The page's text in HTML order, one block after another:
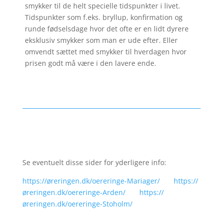
smykker til de helt specielle tidspunkter i livet.
Tidspunkter som f.eks. bryllup, konfirmation og
runde fødselsdage hvor det ofte er en lidt dyrere
eksklusiv smykker som man er ude efter. Eller
omvendt sættet med smykker til hverdagen hvor
prisen godt må være i den lavere ende.
Se eventuelt disse sider for yderligere info:
https://øreringen.dk/oereringe-Mariager/
https://
øreringen.dk/oereringe-Arden/
https://
øreringen.dk/oereringe-Stoholm/